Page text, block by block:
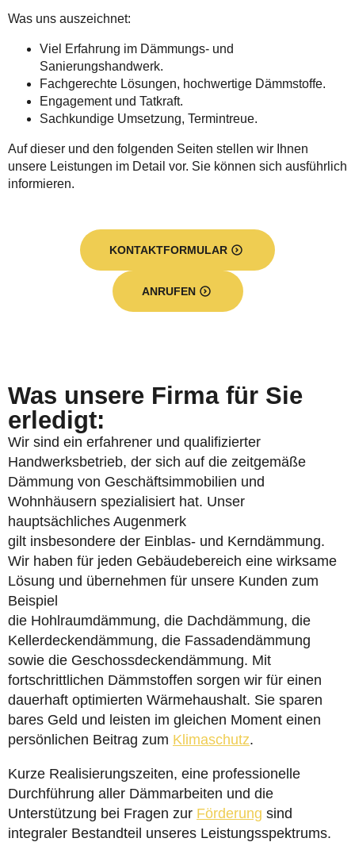
Was uns auszeichnet:
Viel Erfahrung im Dämmungs- und
Sanierungshandwerk.
Fachgerechte Lösungen, hochwertige Dämmstoffe.
Engagement und Tatkraft.
Sachkundige Umsetzung, Termintreue.
Auf dieser und den folgenden Seiten stellen wir Ihnen
unsere Leistungen im Detail vor. Sie können sich ausführlich
informieren.
KONTAKTFORMULAR
ANRUFEN
Was unsere Firma für Sie
erledigt:
Wir sind ein erfahrener und qualifizierter
Handwerksbetrieb, der sich auf die zeitgemäße
Dämmung von Geschäftsimmobilien und
Wohnhäusern spezialisiert hat. Unser
hauptsächliches Augenmerk
gilt insbesondere der Einblas- und Kerndämmung.
Wir haben für jeden Gebäudebereich eine wirksame
Lösung und übernehmen für unsere Kunden zum
Beispiel
die Hohlraumdämmung, die Dachdämmung, die
Kellerdeckendämmung, die Fassadendämmung
sowie die Geschossdeckendämmung. Mit
fortschrittlichen Dämmstoffen sorgen wir für einen
dauerhaft optimierten Wärmehaushalt. Sie sparen
bares Geld und leisten im gleichen Moment einen
persönlichen Beitrag zum Klimaschutz.
Kurze Realisierungszeiten, eine professionelle
Durchführung aller Dämmarbeiten und die
Unterstützung bei Fragen zur Förderung sind
integraler Bestandteil unseres Leistungsspektrums.